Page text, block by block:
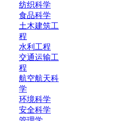
纺织科学
食品科学
土木建筑工
程
水利工程
交通运输工
程
航空航天科
学
环境科学
安全科学